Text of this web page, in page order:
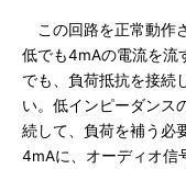
この回路を正常動作
低でも4mAの電流を流
でも、負荷抵抗を接続
い。低インピーダンス
続して、負荷を補う必
4mAに、オーディオ信